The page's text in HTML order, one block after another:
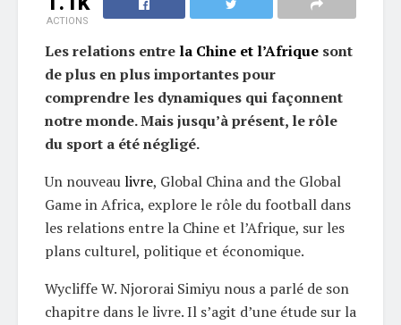
ACTIONS
Les relations entre la Chine et l’Afrique sont
de plus en plus importantes pour
comprendre les dynamiques qui façonnent
notre monde. Mais jusqu’à présent, le rôle
du sport a été négligé.
Un nouveaulivre, Global China and the Global
Game in Africa, explore le rôle du football dans
les relations entre la Chine et l’Afrique, sur les
plans culturel, politique et économique.
Wycliffe W. Njororai Simiyu nous a parlé de son
chapitre dans le livre. Il s’agit d’une étude sur la